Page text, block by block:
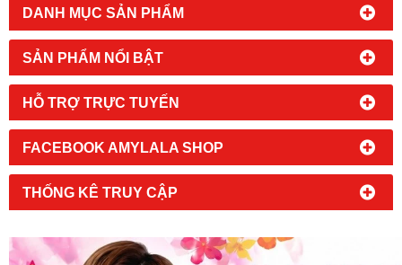
DANH MỤC SẢN PHẨM
SẢN PHẨM NỔI BẬT
HỖ TRỢ TRỰC TUYẾN
FACEBOOK AMYLALA SHOP
THỐNG KÊ TRUY CẬP